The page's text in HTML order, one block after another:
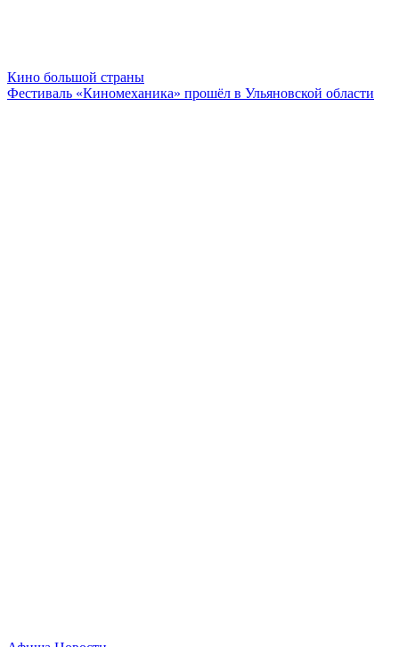
Кино большой страны
Фестиваль «Киномеханика» прошёл в Ульяновской области